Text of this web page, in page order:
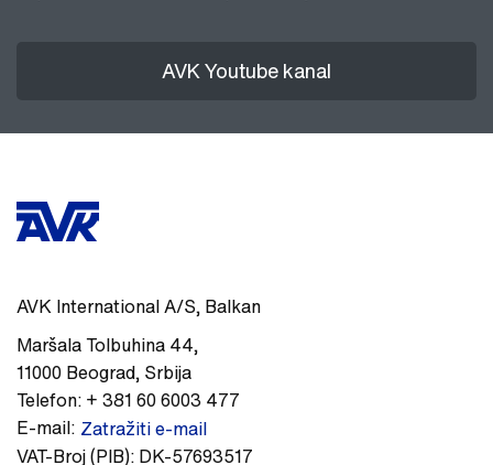
AVK Youtube kanal
AVK International A/S, Balkan
Maršala Tolbuhina 44,
11000 Beograd, Srbija
Telefon: + 381 60 6003 477
E-mail: Zatražiti e-mail
VAT-Broj (PIB): DK-57693517